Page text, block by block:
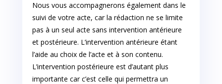
Nous vous accompagnerons également dans le
suivi de votre acte, car la rédaction ne se limite
pas à un seul acte sans intervention antérieure
et postérieure. L’intervention antérieure étant
l’aide au choix de l’acte et à son contenu.
L’intervention postérieure est d’autant plus
importante car c’est celle qui permettra un